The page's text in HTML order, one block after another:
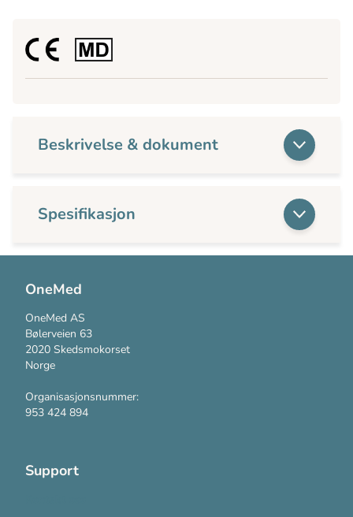
Beskrivelse & dokument
Spesifikasjon
OneMed
OneMed AS
Bølerveien 63
2020 Skedsmokorset
Norge
Organisasjonsnummer:
953 424 894
Support